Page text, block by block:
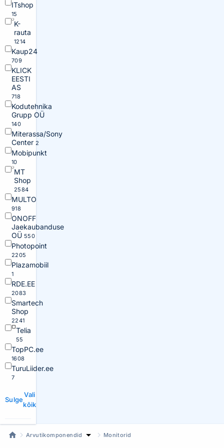
ITshop
15
K-
rauta
1214
Kaup24
709
KLICK
EESTI
AS
718
Kodutehnika
Grupp OÜ
140
Miterassa/Sony
Center 2
Mobipunkt
10
MT
Shop
2584
MULTO
918
ONOFF
Jaekaubanduse
OÜ 550
Photopoint
2205
Plazamobiil
1
RDE.EE
2083
Smartech
Shop
2241
Telia
55
TopPC.ee
1608
TuruLiider.ee
7
Sulge
Vali
kõik
Arvutikomponendid Monitorid